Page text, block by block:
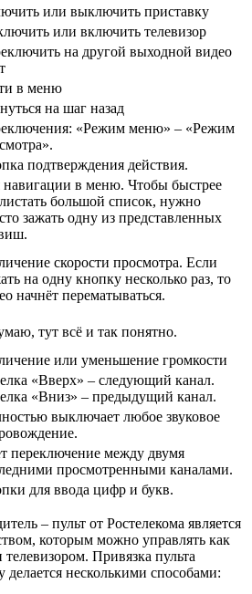
или выключить приставку
или включить телевизор
на другой выходной видео
в меню
на шаг назад
«Режим меню» – «Режим
подтверждения действия.
навигации в меню. Чтобы быстрее
большой список, нужно
зажать одну из представленных
скорости просмотра. Если
на одну кнопку несколько раз, то
начнёт перематываться.
тут всё и так понятно.
или уменьшение громкости
«Вверх» – следующий канал.
«Вниз» – предыдущий канал.
выключает любое звуковое
переключение между двумя
просмотренными каналами.
для ввода цифр и букв.
– пульт от Ростелекома является
которым можно управлять как
Привязка пульта
делается несколькими способами: